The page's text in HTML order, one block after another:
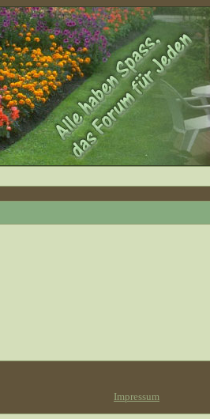
Impressum